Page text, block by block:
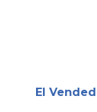
El